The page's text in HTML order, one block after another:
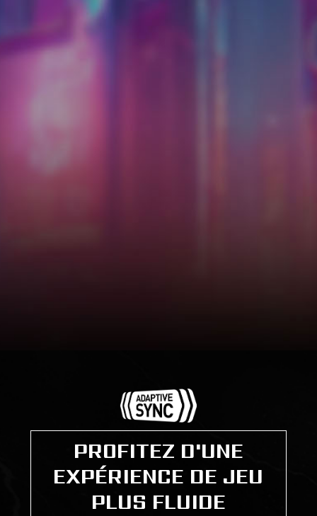
PROFITEZ D'UNE
EXPÉRIENCE DE JEU
PLUS FLUIDE